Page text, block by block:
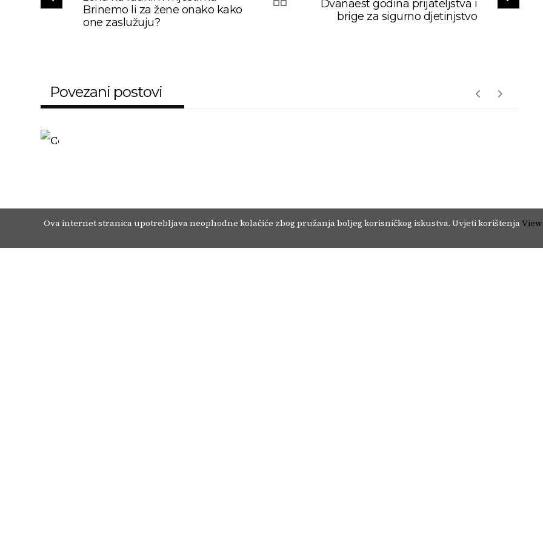
Brinemo li za žene onako kako
one zaslužuju?
Dvanaest godina prijateljstva i
brige za sigurno djetinjstvo
Povezani postovi
Ova internet stranica upotrebljava neophodne kolačiće zbog pružanja boljeg korisničkog iskustva. Uvjeti korištenja